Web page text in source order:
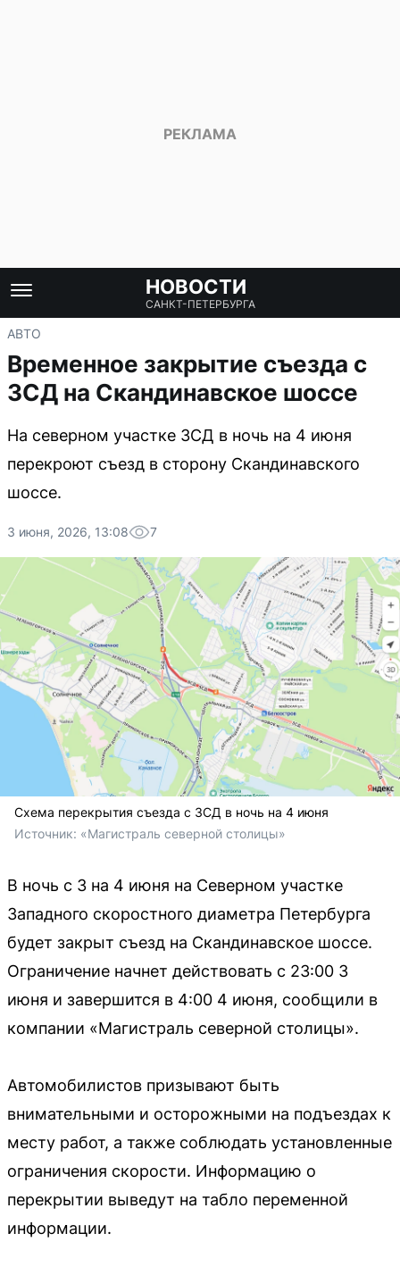
НОВОСТИ
САНКТ-ПЕТЕРБУРГА
АВТО
Временное закрытие съезда с
ЗСД на Скандинавское шоссе
На северном участке ЗСД в ночь на 4 июня
перекроют съезд в сторону Скандинавского
шоссе.
3 июня, 2026, 13:08 7
Схема перекрытия съезда с ЗСД в ночь на 4 июня
Источник: «Магистраль северной столицы»
В ночь с 3 на 4 июня на Северном участке
Западного скоростного диаметра Петербурга
будет закрыт съезд на Скандинавское шоссе.
Ограничение начнет действовать с 23:00 3
июня и завершится в 4:00 4 июня, сообщили в
компании «Магистраль северной столицы».
Автомобилистов призывают быть
внимательными и осторожными на подъездах к
месту работ, а также соблюдать установленные
ограничения скорости. Информацию о
перекрытии выведут на табло переменной
информации.